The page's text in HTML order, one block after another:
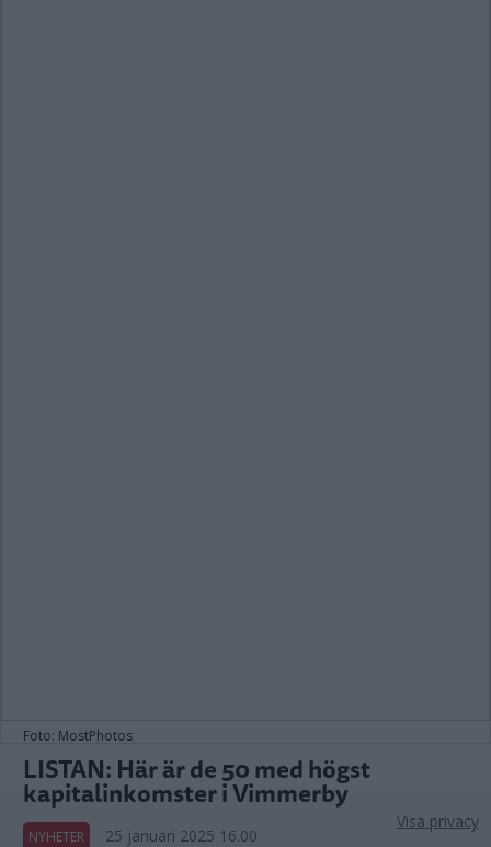
Foto: MostPhotos
LISTAN: Här är de 50 med högst
kapitalinkomster i Vimmerby
NYHETER 25 januari 2025 16.00
Visa privacy